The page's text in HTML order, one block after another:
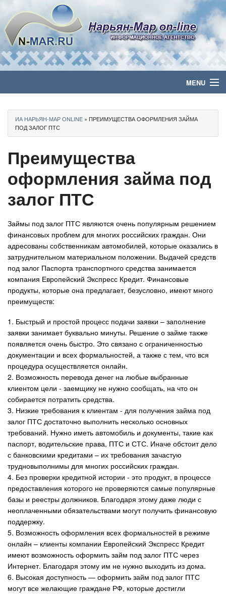
MENU
Политика
Бизнес
Общество
Культура
Медиа
Авто
Спорт
Контакты
ИА НАРЬЯН-МАР ONLINE » ПРЕИМУЩЕСТВА ОФОРМЛЕНИЯ ЗАЙМА
ПОД ЗАЛОГ ПТС
Преимущества
оформления займа под
залог ПТС
Займы под залог ПТС являются очень популярным решением
финансовых проблем для многих российских граждан. Они
адресованы собственникам автомобилей, которые оказались в
затруднительном материальном положении. Выдачей средств
под залог Паспорта транспортного средства занимается
компания Европейский Экспресс Кредит. Финансовые
продукты, которые она предлагает, безусловно, имеют много
преимуществ:
1. Быстрый и простой процесс подачи заявки – заполнение
заявки занимает буквально минуты. Решение о займе также
появляется очень быстро. Это связано с ограниченностью
документации и всех формальностей, а также с тем, что вся
процедура осуществляется онлайн.
2. Возможность перевода денег на любые выбранные
клиентом цели - заемщику не нужно сообщать, на что он
собирается потратить средства.
3. Низкие требования к клиентам - для получения займа под
залог ПТС достаточно выполнить несколько основных
требований. Нужно иметь автомобиль и документы, такие как
паспорт, водительские права, ПТС и СТС. Иначе обстоит дело
с банковскими кредитами – их требования зачастую
трудновыполнимы для многих российских граждан.
4. Без проверки кредитной истории - это продукт, в процессе
предоставления которого не проверяются самые популярные
базы и реестры должников. Благодаря этому даже люди с
неоплаченными обязательствами могут получить финансовую
поддержку.
5. Возможность оформления всех формальностей в режиме
онлайн – клиенты компании Европейский Экспресс Кредит
имеют возможность оформить займ под залог ПТС через
Интернет. Благодаря этому им не нужно выходить из дома.
6. Высокая доступность — оформить займ под залог ПТС
могут все желающие граждане РФ, которые достигли